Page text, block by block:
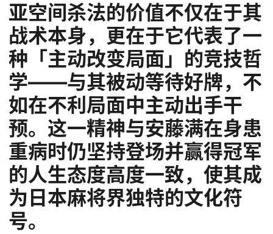
亚空间杀法的价值不仅在于其
战术本身，更在于它代表了一
种「主动改变局面」的竞技哲
学——与其被动等待好牌，不
如在不利局面中主动出手干
预。这一精神与安藤满在身患
重病时仍坚持登场并赢得冠军
的人生态度高度一致，使其成
为日本麻将界独特的文化符
号。